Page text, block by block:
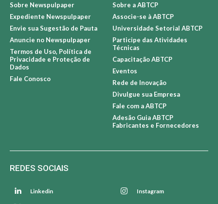
Sobre Newspulpaper
Expediente Newspulpaper
Envie sua Sugestão de Pauta
Anuncie no Newspulpaper
Termos de Uso, Política de
Privacidade e Proteção de
Dados
Fale Conosco
Sobre a ABTCP
Associe-se à ABTCP
Universidade Setorial ABTCP
Participe das Atividades
Técnicas
Capacitação ABTCP
Eventos
Rede de Inovação
Divulgue sua Empresa
Fale com a ABTCP
Adesão Guia ABTCP
Fabricantes e Fornecedores
REDES SOCIAIS
Linkedin Instagram